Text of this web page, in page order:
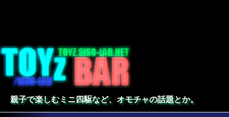
親子で楽しむミニ四駆など、オモチャの話題とか。